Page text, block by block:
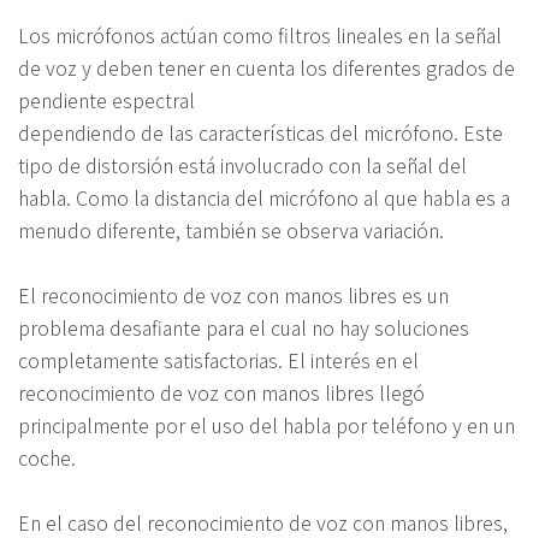
Los micrófonos actúan como filtros lineales en la señal
de voz y deben tener en cuenta los diferentes grados de
pendiente espectral
dependiendo de las características del micrófono. Este
tipo de distorsión está involucrado con la señal del
habla. Como la distancia del micrófono al que habla es a
menudo diferente, también se observa variación.
El reconocimiento de voz con manos libres es un
problema desafiante para el cual no hay soluciones
completamente satisfactorias. El interés en el
reconocimiento de voz con manos libres llegó
principalmente por el uso del habla por teléfono y en un
coche.
En el caso del reconocimiento de voz con manos libres,